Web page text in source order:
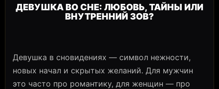
ДЕВУШКА ВО СНЕ: ЛЮБОВЬ, ТАЙНЫ ИЛИ
ВНУТРЕННИЙ ЗОВ?
Девушка в сновидениях — символ нежности,
новых начал и скрытых желаний. Для мужчин
это часто про романтику, для женщин — про